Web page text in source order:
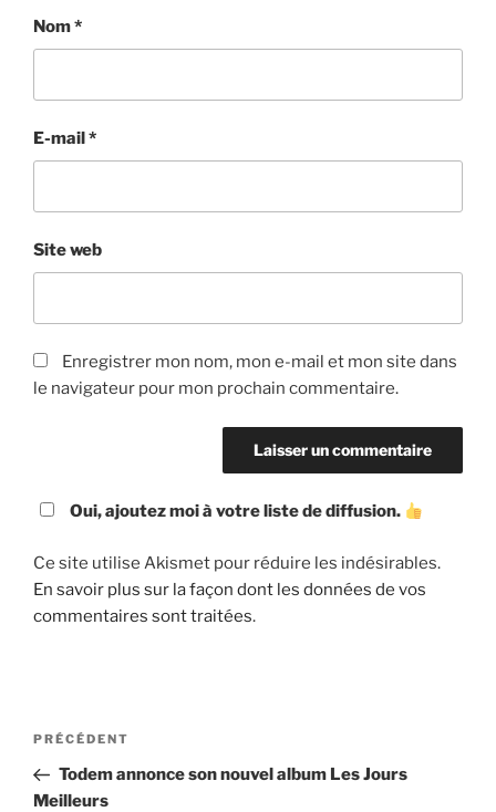
Nom*
E-mail *
Site web
Enregistrer mon nom, mon e-mail et mon site dans
le navigateur pour mon prochain commentaire.
Oui, ajoutez moi à votre liste de diffusion.
Ce site utilise Akismet pour réduire les indésirables.
En savoir plus sur la façon dont les données de vos
commentaires sont traitées.
Navigation
l’article
Article
précédent
PRÉCÉDENT
Todem annonce son nouvel album Les Jours
Meilleurs